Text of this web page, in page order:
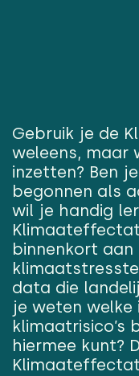
Gebruik je de
weleens, maar
inzetten? Ben
begonnen als
wil je handig
binnenkort
data die
je weten
klimaatrisico’s
hiermee kunt?